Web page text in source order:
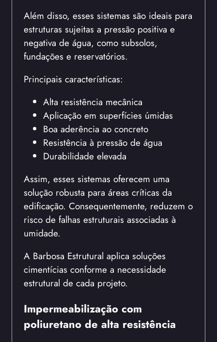
Além disso, esses sistemas são ideais para
estruturas sujeitas a pressão positiva e
negativa de água, como subsolos,
fundações e reservatórios.
Principais características:
Alta resistência mecânica
Aplicação em superfícies úmidas
Boa aderência ao concreto
Resistência à pressão de água
Durabilidade elevada
Assim, esses sistemas oferecem uma
solução robusta para áreas críticas da
edificação. Consequentemente, reduzem o
risco de falhas estruturais associadas à
umidade.
A Barbosa Estrutural aplica soluções
cimentícias conforme a necessidade
estrutural de cada projeto.
Impermeabilização com
poliuretano de alta resistência